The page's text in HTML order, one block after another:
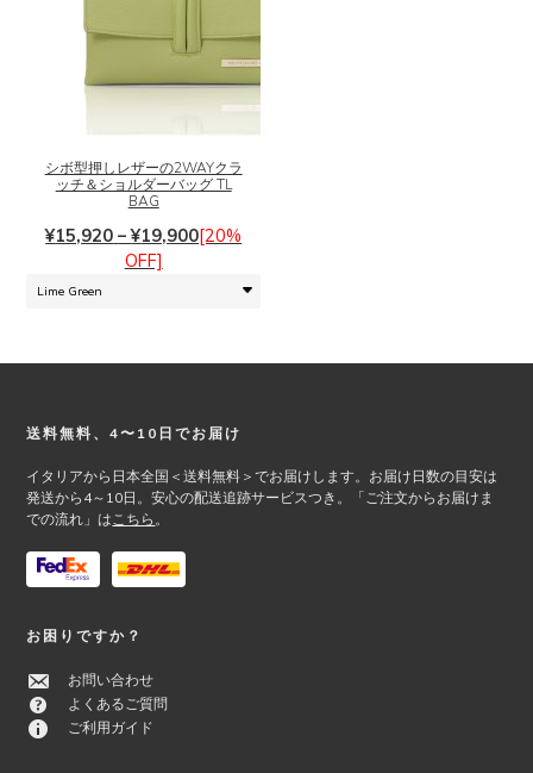
シボ型押しレザーの2WAYクラ
ッチ＆ショルダーバッグ TL
BAG
¥15,920 –¥19,900価
¥19,900
[20%
OFF]
に
は
複
数
の
ョ
が
あ
り
ま
す。
ョ
ン
は
Footer
送料無料、4〜10日でお届け
イタリアから日本全国＜送料無料＞でお届けします。お届け日数の目安は
発送から4～10日。安心の配送追跡サービスつき。「ご注文からお届けま
での流れ」はこちら 。
お困りですか？
お問い合わせ
よくあるご質問
ご利用ガイド